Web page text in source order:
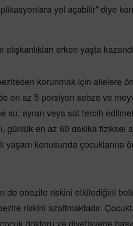
yol açabilir" diye
alışkanlıkları erken yaşta
korunmak için ailelere
en az 5 porsiyon sebze ve
su, ayran veya süt tercih
günlük en az 60 dakika fiziksel
yaşam konusunda çocuklarına
de obezite riskini etkilediğini
riskini azaltmaktadır.
doktoru ve diyetisyene